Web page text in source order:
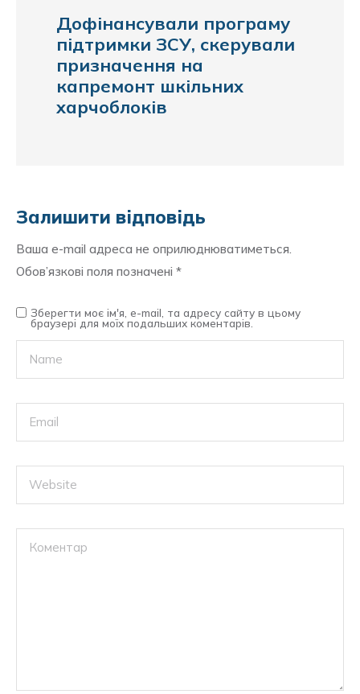
Дофінансували програму
підтримки ЗСУ, скерували
призначення на
капремонт шкільних
харчоблоків
Залишити відповідь
Ваша e-mail адреса не оприлюднюватиметься.
Обов’язкові поля позначені *
Зберегти моє ім'я, e-mail, та адресу сайту в цьому
браузері для моїх подальших коментарів.